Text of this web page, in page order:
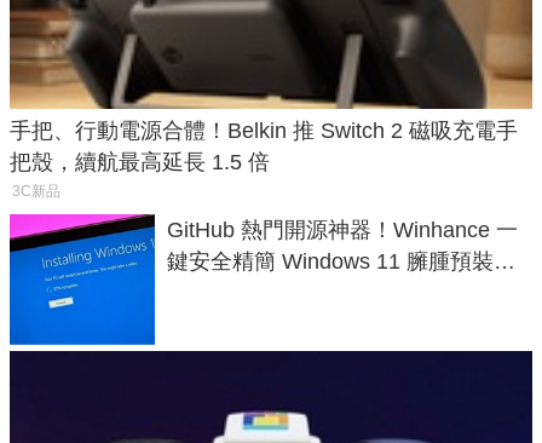
手把、行動電源合體！Belkin 推 Switch 2 磁吸充電手
把殼，續航最高延長 1.5 倍
3C新品
GitHub 熱門開源神器！Winhance 一
鍵安全精簡 Windows 11 臃腫預裝軟